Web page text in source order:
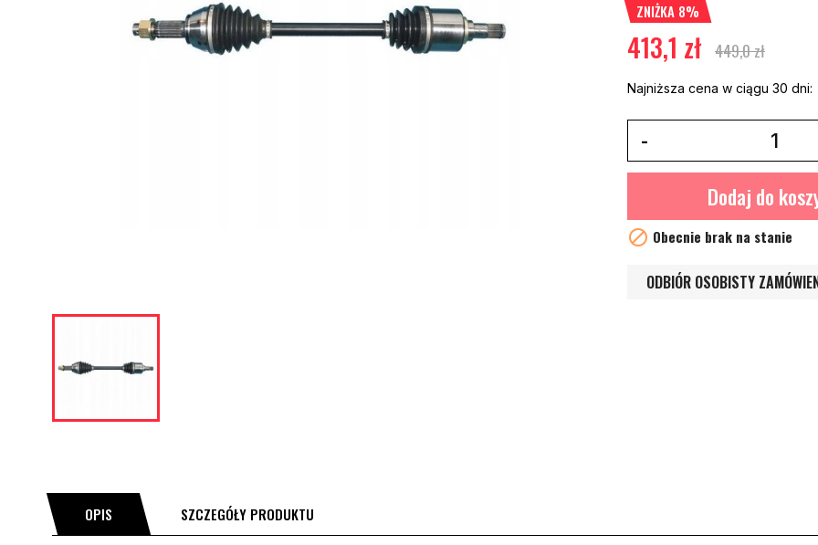
ZNIŻKA 8%
413,1 zł 449,0 zł
Najniższa cena w ciągu 30 dni:
Dodaj do
 Obecnie brak na stanie
ODBIÓR OSOBISTY
OPIS SZCZEGÓŁY PRODUKTU